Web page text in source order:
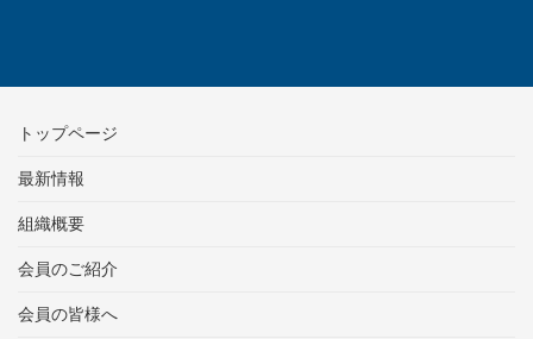
トップページ
最新情報
組織概要
会員のご紹介
会員の皆様へ